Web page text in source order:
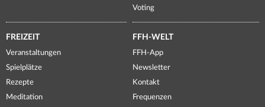
Voting
FREIZEIT
Veranstaltungen
Spielplätze
Rezepte
Meditation
FFH-WELT
FFH-App
Newsletter
Kontakt
Frequenzen